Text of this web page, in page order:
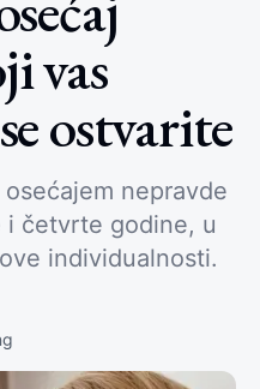
vas
ostvarite
nepravde
i četvrte godine, u
individualnosti.